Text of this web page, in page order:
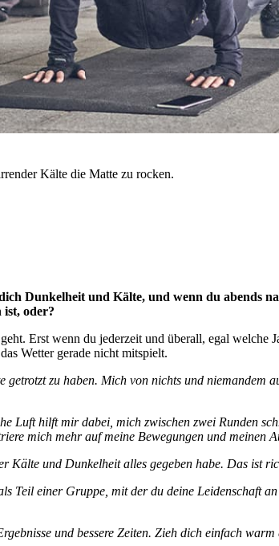
Kälte die Matte zu rocken.
Dunkelheit und Kälte, und wenn du abends
ist, oder?
Erst wenn du jederzeit und überall, egal
Wetter gerade nicht mitspielt.
zu haben. Mich von nichts und
Luft hilft mir dabei, mich zwischen zwei Runden
mich mehr auf meine Bewegungen und meinen
Kälte und Dunkelheit alles gegeben habe. Das ist
Teil einer Gruppe, mit der du deine Leidenschaft
und bessere Zeiten. Zieh dich einfach